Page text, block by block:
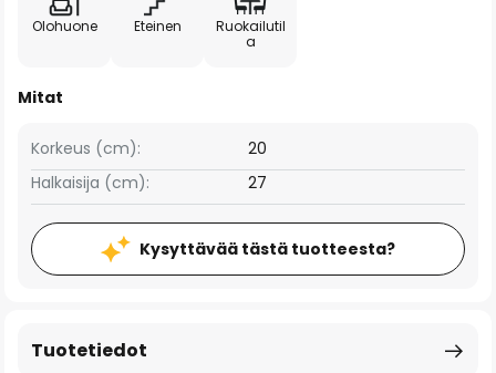
Olohuone Eteinen
Ruokailutil
a
Mitat
Korkeus (cm):
20
Halkaisija (cm):
27
Kysyttävää tästä tuotteesta?
Tuotetiedot